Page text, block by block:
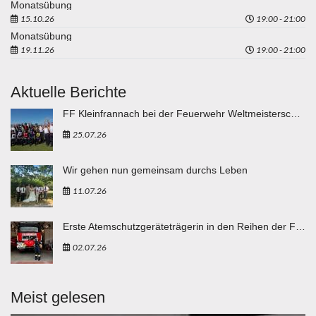
Monatsübung
15.10.26 19:00 - 21:00
Monatsübung
19.11.26 19:00 - 21:00
Aktuelle Berichte
25.07.26
Wir gehen nun gemeinsam durchs Leben
11.07.26
02.07.26
Meist gelesen